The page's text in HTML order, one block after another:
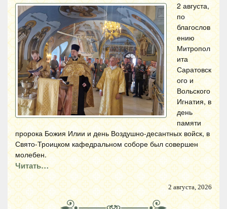
2 августа,
по
благослов
ению
Митропол
ита
Саратовск
ого и
Вольского
Игнатия, в
день
памяти
пророка Божия Илии и день Воздушно-десантных войск, в
Свято-Троицком кафедральном соборе был совершен
молебен.
Читать…
2 августа, 2026